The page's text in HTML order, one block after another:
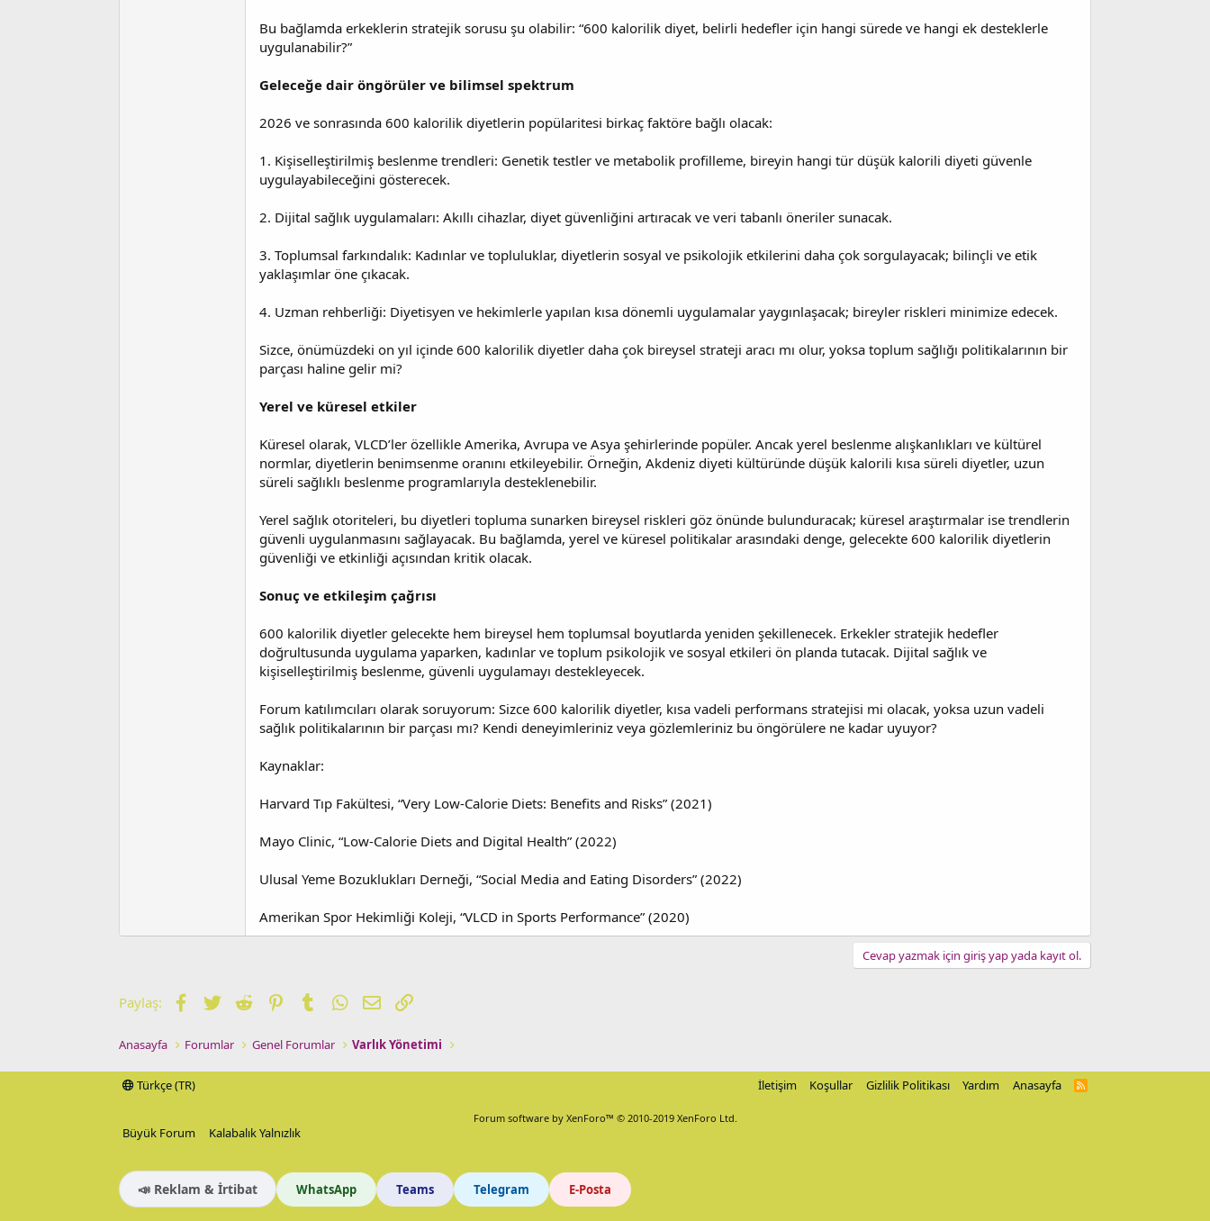
Bu bağlamda erkeklerin stratejik sorusu şu olabilir: “600 kalorilik diyet, belirli hedefler için hangi sürede ve hangi ek desteklerle
uygulanabilir?”
Geleceğe dair öngörüler ve bilimsel spektrum
2026 ve sonrasında 600 kalorilik diyetlerin popülaritesi birkaç faktöre bağlı olacak:
1. Kişiselleştirilmiş beslenme trendleri: Genetik testler ve metabolik profilleme, bireyin hangi tür düşük kalorili diyeti güvenle
uygulayabileceğini gösterecek.
2. Dijital sağlık uygulamaları: Akıllı cihazlar, diyet güvenliğini artıracak ve veri tabanlı öneriler sunacak.
3. Toplumsal farkındalık: Kadınlar ve topluluklar, diyetlerin sosyal ve psikolojik etkilerini daha çok sorgulayacak; bilinçli ve etik
yaklaşımlar öne çıkacak.
4. Uzman rehberliği: Diyetisyen ve hekimlerle yapılan kısa dönemli uygulamalar yaygınlaşacak; bireyler riskleri minimize edecek.
Sizce, önümüzdeki on yıl içinde 600 kalorilik diyetler daha çok bireysel strateji aracı mı olur, yoksa toplum sağlığı politikalarının bir
parçası haline gelir mi?
Yerel ve küresel etkiler
Küresel olarak, VLCD’ler özellikle Amerika, Avrupa ve Asya şehirlerinde popüler. Ancak yerel beslenme alışkanlıkları ve kültürel
normlar, diyetlerin benimsenme oranını etkileyebilir. Örneğin, Akdeniz diyeti kültüründe düşük kalorili kısa süreli diyetler, uzun
süreli sağlıklı beslenme programlarıyla desteklenebilir.
Yerel sağlık otoriteleri, bu diyetleri topluma sunarken bireysel riskleri göz önünde bulunduracak; küresel araştırmalar ise trendlerin
güvenli uygulanmasını sağlayacak. Bu bağlamda, yerel ve küresel politikalar arasındaki denge, gelecekte 600 kalorilik diyetlerin
güvenliği ve etkinliği açısından kritik olacak.
Sonuç ve etkileşim çağrısı
600 kalorilik diyetler gelecekte hem bireysel hem toplumsal boyutlarda yeniden şekillenecek. Erkekler stratejik hedefler
doğrultusunda uygulama yaparken, kadınlar ve toplum psikolojik ve sosyal etkileri ön planda tutacak. Dijital sağlık ve
kişiselleştirilmiş beslenme, güvenli uygulamayı destekleyecek.
Forum katılımcıları olarak soruyorum: Sizce 600 kalorilik diyetler, kısa vadeli performans stratejisi mi olacak, yoksa uzun vadeli
sağlık politikalarının bir parçası mı? Kendi deneyimleriniz veya gözlemleriniz bu öngörülere ne kadar uyuyor?
Kaynaklar:
Harvard Tıp Fakültesi, “Very Low-Calorie Diets: Benefits and Risks” (2021)
Mayo Clinic, “Low-Calorie Diets and Digital Health” (2022)
Ulusal Yeme Bozuklukları Derneği, “Social Media and Eating Disorders” (2022)
Amerikan Spor Hekimliği Koleji, “VLCD in Sports Performance” (2020)
Cevap yazmak için giriş yap yada kayıt ol.
Paylaş: Facebook
TwitterReddit PinterestTumblrWhatsApp
E-postaLink
Anasayfa Forumlar Genel Forumlar Varlık Yönetimi
Türkçe (TR) İletişim Koşullar Gizlilik Politikası Yardım Anasayfa
R
Forum software by XenForo™ © 2010-2019 XenForo Ltd.
Büyük Forum Kalabalık Yalnızlık
📣 Reklam & İrtibat WhatsApp Teams Telegram E-Posta